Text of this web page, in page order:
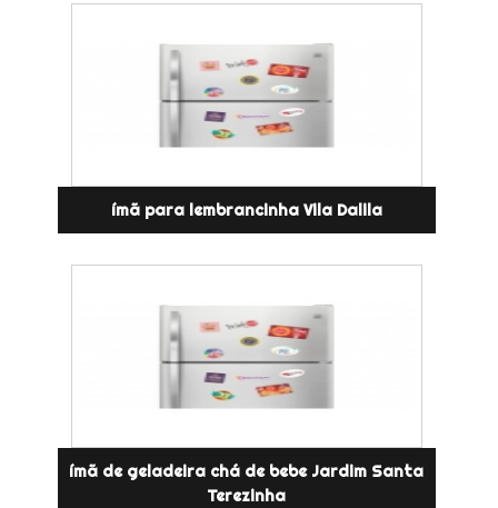
ímã para lembrancinha Vila Dalila
ímã de geladeira chá de bebe Jardim Santa
Terezinha